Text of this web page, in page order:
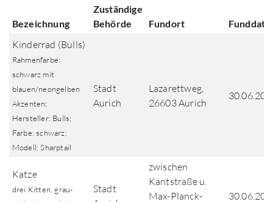
Bezeichnung
Zuständige
Behörde
Fundort
Kinderrad (Bulls)
Rahmenfarbe:
schwarz mit
blauen/neongelben
Akzenten;
Hersteller: Bulls;
Farbe: schwarz;
Modell: Sharptail
Stadt
Aurich
Lazarettweg,
26603 Aurich
Katze
drei Kitten, grau-
Stadt
zwischen
Kantstraße u.
Max-Planck-